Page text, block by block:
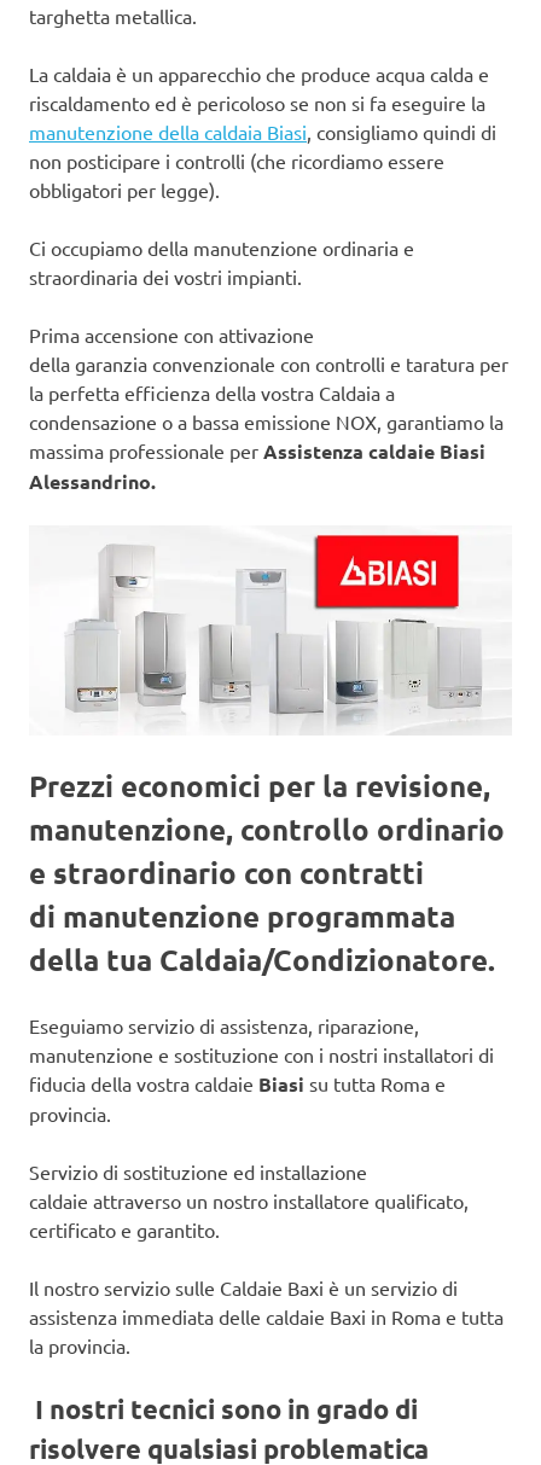
targhetta metallica.
La caldaia è un apparecchio che produce acqua calda e
riscaldamento ed è pericoloso se non si fa eseguire la
manutenzione della caldaia Biasi , consigliamo quindi di
non posticipare i controlli (che ricordiamo essere
obbligatori per legge).
Ci occupiamo della manutenzione ordinaria e
straordinaria dei vostri impianti.
Prima accensione con attivazione
della garanzia convenzionale con controlli e taratura per
la perfetta efficienza della vostra Caldaia a
condensazione o a bassa emissione NOX, garantiamo la
massima professionale per Assistenza caldaie Biasi
Alessandrino.
Prezzi economici per la revisione,
manutenzione, controllo ordinario
e straordinario con contratti
di manutenzione programmata
della tua Caldaia/Condizionatore.
Eseguiamo servizio di assistenza, riparazione,
manutenzione e sostituzione con i nostri installatori di
fiducia della vostra caldaie Biasi su tutta Roma e
provincia.
Servizio di sostituzione ed installazione
caldaie attraverso un nostro installatore qualificato,
certificato e garantito.
Il nostro servizio sulle Caldaie Baxi è un servizio di
assistenza immediata delle caldaie Baxi in Roma e tutta
la provincia.
I nostri tecnici sono in grado di
risolvere qualsiasi problematica